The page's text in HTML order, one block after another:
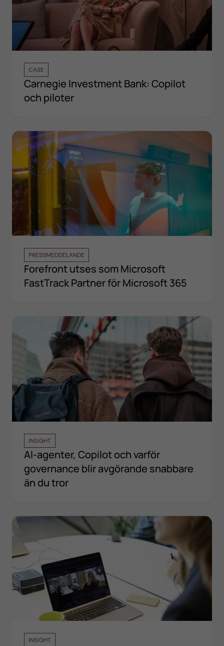
CASE
Carnegie Investment Bank: Copilot
och piloter
PRESSMEDDELANDE
Forefront utses som Microsoft
FastTrack Partner för Microsoft 365
INSIGHT
AI-agenter, Copilot och varför
governance blir avgörande snabbare
än du tror
INSIGHT